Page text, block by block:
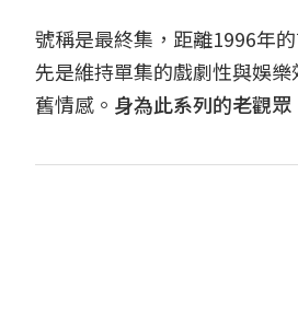
號稱是最終集，距離1996年
先是維持單集的戲劇性與娛
舊情感。 身為此系列的老觀